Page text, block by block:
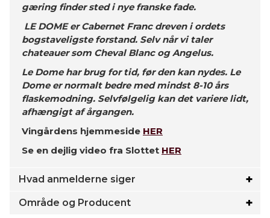
gæring finder sted i nye franske fade.
LE DOME er Cabernet Franc dreven i ordets
bogstaveligste forstand. Selv når vi taler
chateauer som Cheval Blanc og Angelus.
Le Dome har brug for tid, før den kan nydes. Le
Dome er normalt bedre med mindst 8-10 års
flaskemodning. Selvfølgelig kan det variere lidt,
afhængigt af årgangen.
Vingårdens hjemmeside HER
Se en dejlig video fra Slottet HER
Hvad anmelderne siger
Område og Producent